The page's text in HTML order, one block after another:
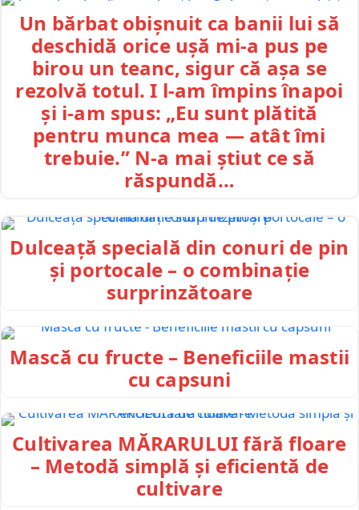
Un bărbat obișnuit ca banii lui să
deschidă orice ușă mi-a pus pe
birou un teanc, sigur că așa se
rezolvă totul. I l-am împins înapoi
și i-am spus: „Eu sunt plătită
pentru munca mea — atât îmi
trebuie.” N-a mai știut ce să
răspundă…
Dulceață specială din conuri de pin
și portocale – o combinație
surprinzătoare
Mască cu fructe – Beneficiile mastii
cu capsuni
Cultivarea MĂRARULUI fără floare
– Metodă simplă și eficientă de
cultivare